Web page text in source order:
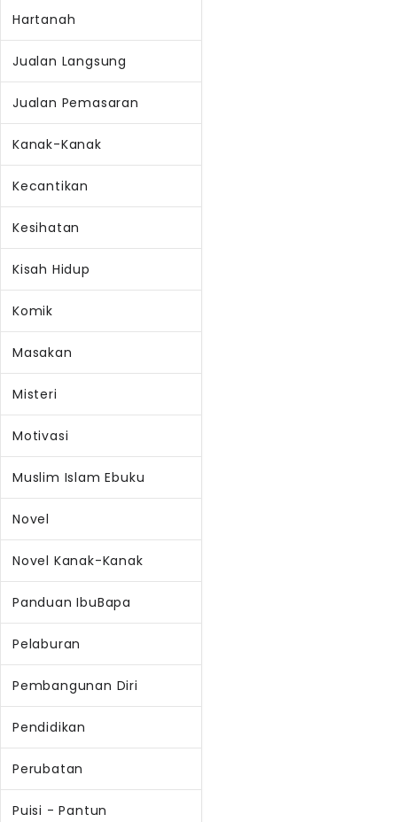
Hartanah
Jualan Langsung
Jualan Pemasaran
Kanak-Kanak
Kecantikan
Kesihatan
Kisah Hidup
Komik
Masakan
Misteri
Motivasi
Muslim Islam Ebuku
Novel
Novel Kanak-Kanak
Panduan IbuBapa
Pelaburan
Pembangunan Diri
Pendidikan
Perubatan
Puisi - Pantun